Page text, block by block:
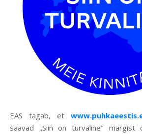
EAS tagab, et
saavad „Siin on turvaline" märgist